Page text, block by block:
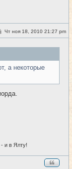
#16
С
о
б
е
н
Чт ноя 18, 2010 21:27 pm
а некоторые
и в Ялту!